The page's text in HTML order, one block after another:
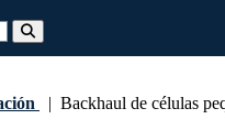
| Backhaul de células